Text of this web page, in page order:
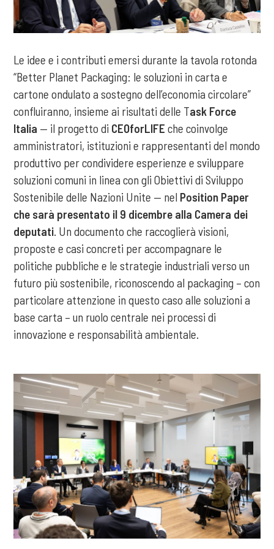
Le idee e i contributi emersi durante la tavola rotonda
“Better Planet Packaging: le soluzioni in carta e
cartone ondulato a sostegno dell’economia circolare”
confluiranno, insieme ai risultati delle Task Force
Italia — il progetto di CEOforLIFE che coinvolge
amministratori, istituzioni e rappresentanti del mondo
produttivo per condividere esperienze e sviluppare
soluzioni comuni in linea con gli Obiettivi di Sviluppo
Sostenibile delle Nazioni Unite — nel Position Paper
che sarà presentato il 9 dicembre alla Camera dei
deputati. Un documento che raccoglierà visioni,
proposte e casi concreti per accompagnare le
politiche pubbliche e le strategie industriali verso un
futuro più sostenibile, riconoscendo al packaging – con
particolare attenzione in questo caso alle soluzioni a
base carta – un ruolo centrale nei processi di
innovazione e responsabilità ambientale.